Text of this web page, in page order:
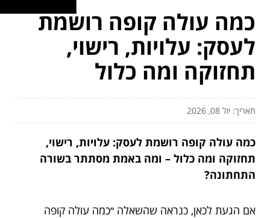
כמה עולה קופה רושמת
לעסק: עלויות, רישוי,
תחזוקה ומה כלול
תאריך: יול 08, 2026
כמה עולה קופה רושמת לעסק: עלויות, רישוי,
תחזוקה ומה כלול – ומה באמת מסתתר בשורה
התחתונה?
אם הגעת לכאן, כנראה שהשאלה ״כמה עולה קופה